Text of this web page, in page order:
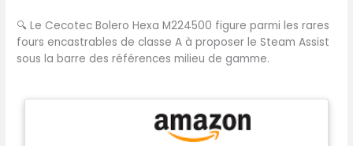
🔍 Le Cecotec Bolero Hexa M224500 figure parmi les rares
fours encastrables de classe A à proposer le Steam Assist
sous la barre des références milieu de gamme.